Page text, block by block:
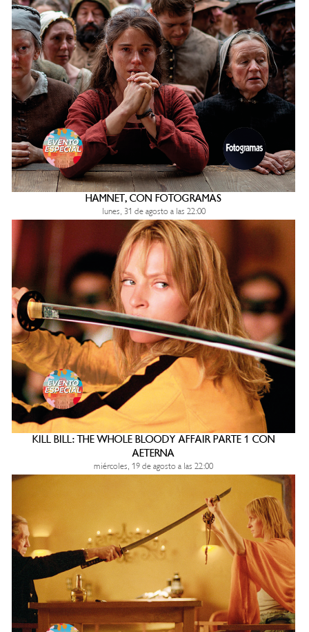
HAMNET, CON FOTOGRAMAS
lunes, 31 de agosto a las 22:00
KILL BILL: THE WHOLE BLOODY AFFAIR PARTE 1 CON
AETERNA
miércoles, 19 de agosto a las 22:00